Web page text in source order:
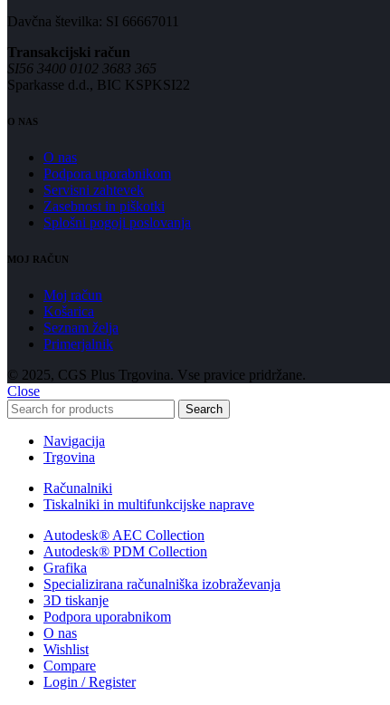
Davčna številka: SI 66667011
Transakcijski račun
SI56 3400 0102 3683 365
Sparkasse d.d., BIC KSPKSI22
O NAS
O nas
Podpora uporabnikom
Servisni zahtevek
Zasebnost in piškotki
Splošni pogoji poslovanja
MOJ RAČUN
Moj račun
Košarica
Seznam želja
Primerjalnik
© 2025, CGS Plus Trgovina. Vse pravice pridržane.
Close
Search
Navigacija
Trgovina
Računalniki
Tiskalniki in multifunkcijske naprave
Autodesk® AEC Collection
Autodesk® PDM Collection
Grafika
Specializirana računalniška izobraževanja
3D tiskanje
Podpora uporabnikom
O nas
Wishlist
Compare
Login / Register